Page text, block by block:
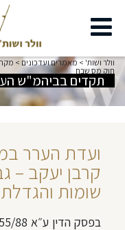
תקדים בביהמ"ש
וולר ושות' > מאמרים ועדכונים >
חוק מס שבח
ועדת הערר
קרבן יעקב –
שומות